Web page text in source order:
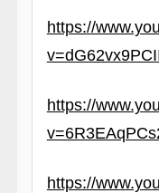
https://
https://
https://